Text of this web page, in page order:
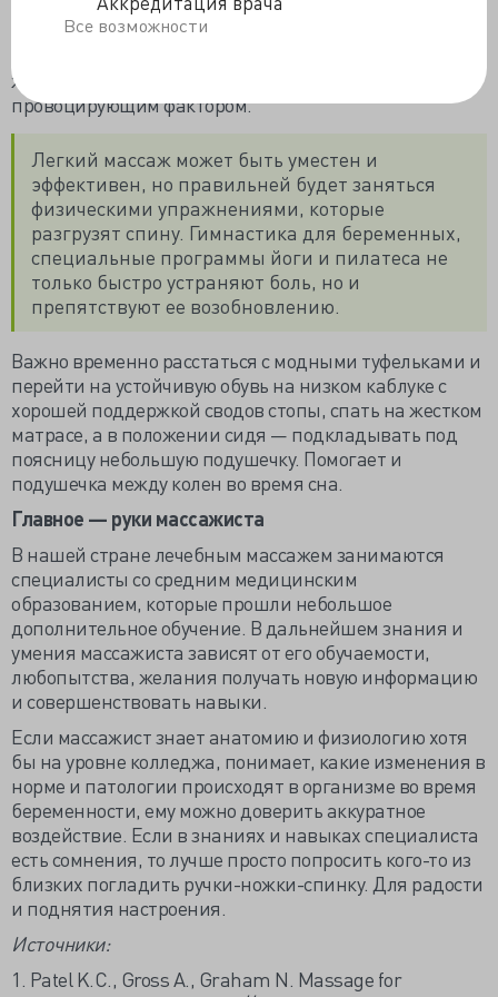
Все возможности
Боли в спине и пояснице часто беспокоят
беременных. Часто это связано с изменением осанки,
жидкости в тканях выступает дополнительным
провоцирующим фактором.
Легкий массаж может быть уместен и
эффективен, но правильней будет заняться
физическими упражнениями, которые
разгрузят спину. Гимнастика для беременных,
специальные программы йоги и пилатеса не
только быстро устраняют боль, но и
препятствуют ее возобновлению.
Важно временно расстаться с модными туфельками и
перейти на устойчивую обувь на низком каблуке с
хорошей поддержкой сводов стопы, спать на жестком
матрасе, а в положении сидя — подкладывать под
поясницу небольшую подушечку. Помогает и
подушечка между колен во время сна.
Главное — руки массажиста
В нашей стране лечебным массажем занимаются
специалисты со средним медицинским
образованием, которые прошли небольшое
дополнительное обучение. В дальнейшем знания и
умения массажиста зависят от его обучаемости,
любопытства, желания получать новую информацию
и совершенствовать навыки.
Если массажист знает анатомию и физиологию хотя
бы на уровне колледжа, понимает, какие изменения в
норме и патологии происходят в организме во время
беременности, ему можно доверить аккуратное
воздействие. Если в знаниях и навыках специалиста
есть сомнения, то лучше просто попросить кого-то из
близких погладить ручки-ножки-спинку. Для радости
и поднятия настроения.
Источники:
1. Patel K.C., Gross A., Graham N. Massage for